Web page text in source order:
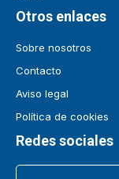
Otros enlaces
Sobre nosotros
Contacto
Aviso legal
Política de cookies
Redes sociales